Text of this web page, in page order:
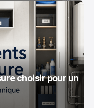
choisir pour un